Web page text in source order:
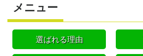
メニュー
選ばれる理由